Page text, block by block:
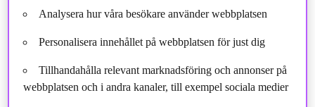
med direkta dialoger som genomförts av fondförvaltarna
Analysera hur våra besökare använder webbplatsen
Personalisera innehållet på webbplatsen för just dig
Tillhandahålla relevant marknadsföring och annonser på
webbplatsen och i andra kanaler, till exempel sociala medier